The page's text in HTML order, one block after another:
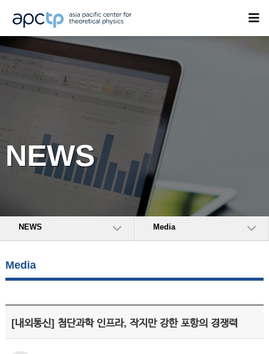
NEWS
NEWS Media
Media
[내외통신] 첨단과학 인프라, 작지만 강한 포항의 경쟁력